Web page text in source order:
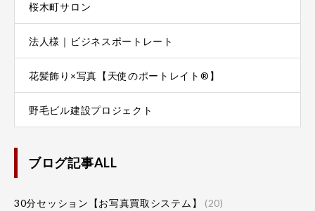
桜木町サロン
法人様｜ビジネスポートレート
花髪飾り×写真【天使のポートレイト®】
野毛ビル建設プロジェクト
ブログ記事ALL
30分セッション【お写真買取システム】 (20)